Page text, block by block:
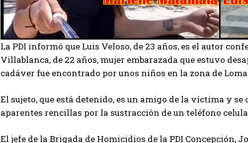
La PDI informó que Luis Veloso, de 23 años, es el autor
Villablanca, de 22 años, mujer embarazada que estuvo
cadáver fue encontrado por unos niños en la zona de
El sujeto, que está detenido, es un amigo de la víctima y
aparentes rencillas por la sustracción de un teléfono
El jefe de la Brigada de Homicidios de la PDI Concepción,